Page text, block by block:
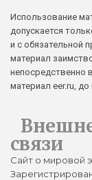
Использование
допускается
и с обязательной
материал
непосредственно
материал eer.ru,
связи
Сайт о мировой